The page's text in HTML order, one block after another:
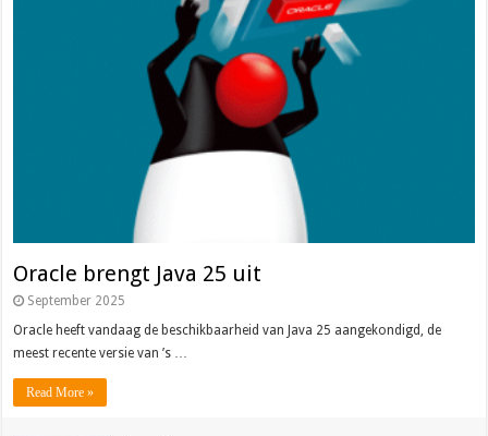
Oracle brengt Java 25 uit
September 2025
Oracle heeft vandaag de beschikbaarheid van Java 25 aangekondigd, de
meest recente versie van ’s …
Read More »